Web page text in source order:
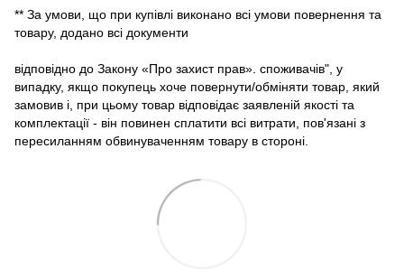
** За умови, що при купівлі виконано всі умови повернення та
товару, додано всі документи
відповідно до Закону «Про захист прав». споживачів", у
випадку, якщо покупець хоче повернути/обміняти товар, який
замовив і, при цьому товар відповідає заявленій якості та
комплектації - він повинен сплатити всі витрати, пов'язані з
пересиланням обвинуваченням товару в стороні.